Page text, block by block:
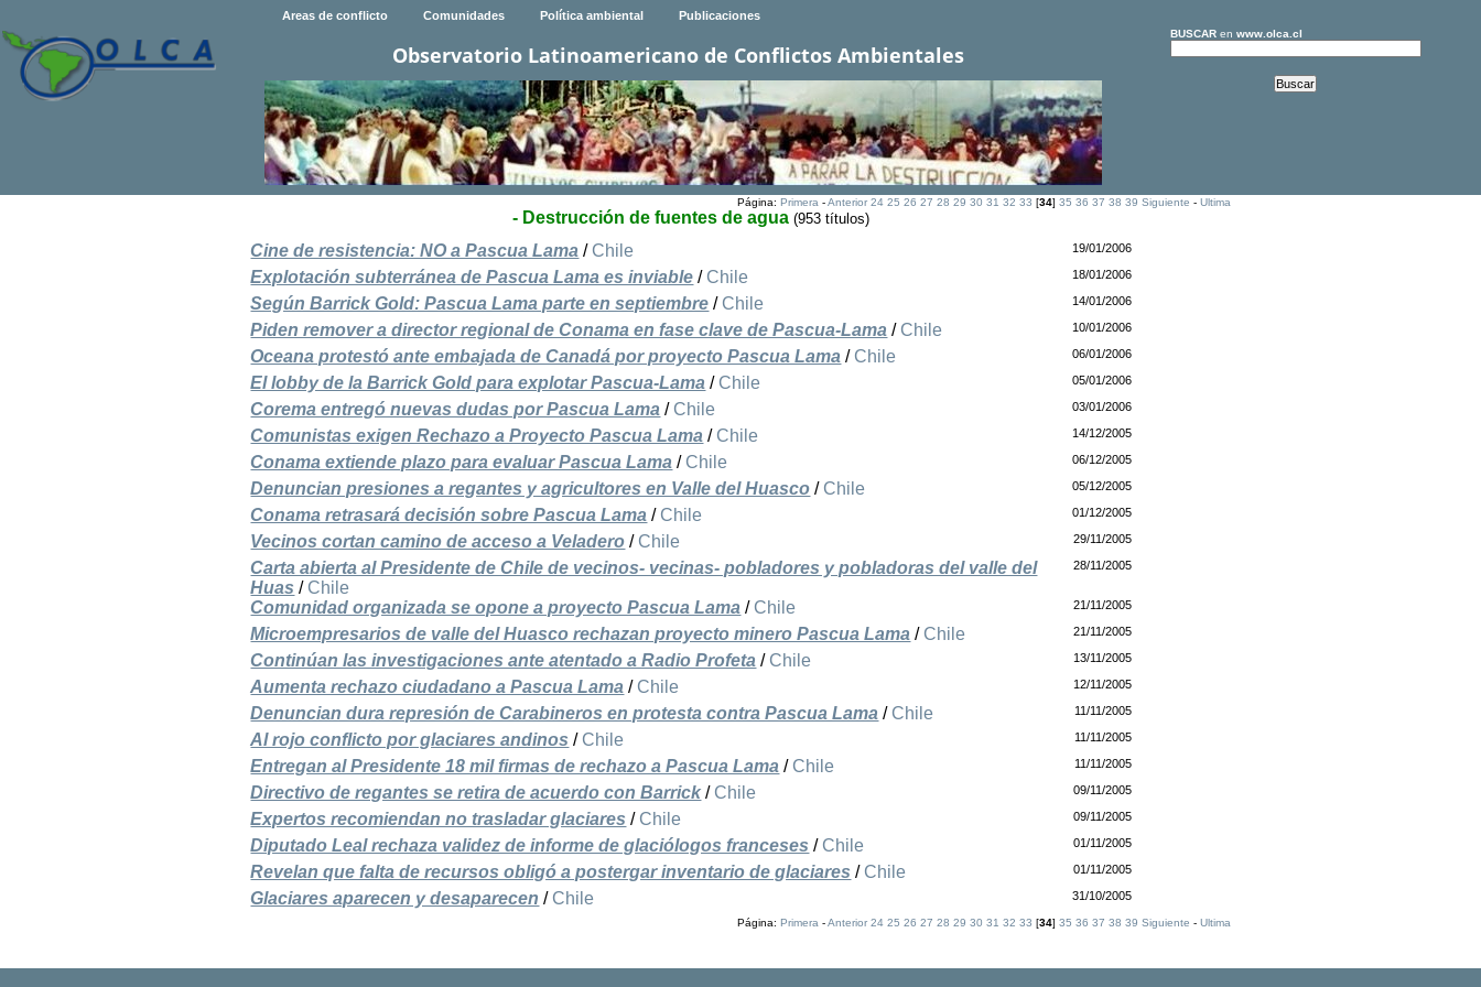
Areas de conflicto Comunidades Política ambiental Publicaciones
Observatorio Latinoamericano de Conflictos Ambientales
BUSCARen www.olca.cl
Página: Primera-Anterior 24 25 26 27 28 29 30 31 32 33 [34] 35 36 37 38 39 Siguiente - Ultima
- Destrucción de fuentes de agua (953 títulos)
Cine de resistencia: NO a Pascua Lama / Chile 19/01/2006
Explotación subterránea de Pascua Lama es inviable / Chile 18/01/2006
Según Barrick Gold: Pascua Lama parte en septiembre / Chile 14/01/2006
Piden remover a director regional de Conama en fase clave de Pascua-Lama / Chile 10/01/2006
Oceana protestó ante embajada de Canadá por proyecto Pascua Lama / Chile 06/01/2006
El lobby de la Barrick Gold para explotar Pascua-Lama / Chile 05/01/2006
Corema entregó nuevas dudas por Pascua Lama / Chile 03/01/2006
Comunistas exigen Rechazo a Proyecto Pascua Lama / Chile 14/12/2005
Conama extiende plazo para evaluar Pascua Lama / Chile 06/12/2005
Denuncian presiones a regantes y agricultores en Valle del Huasco / Chile 05/12/2005
Conama retrasará decisión sobre Pascua Lama / Chile 01/12/2005
Vecinos cortan camino de acceso a Veladero / Chile 29/11/2005
Carta abierta al Presidente de Chile de vecinos- vecinas- pobladores y pobladoras del valle del
Huas / Chile
28/11/2005
Comunidad organizada se opone a proyecto Pascua Lama / Chile 21/11/2005
Microempresarios de valle del Huasco rechazan proyecto minero Pascua Lama / Chile 21/11/2005
Continúan las investigaciones ante atentado a Radio Profeta / Chile 13/11/2005
Aumenta rechazo ciudadano a Pascua Lama / Chile 12/11/2005
Denuncian dura represión de Carabineros en protesta contra Pascua Lama / Chile 11/11/2005
Al rojo conflicto por glaciares andinos / Chile 11/11/2005
Entregan al Presidente 18 mil firmas de rechazo a Pascua Lama / Chile 11/11/2005
Directivo de regantes se retira de acuerdo con Barrick / Chile 09/11/2005
Expertos recomiendan no trasladar glaciares / Chile 09/11/2005
Diputado Leal rechaza validez de informe de glaciólogos franceses / Chile 01/11/2005
Revelan que falta de recursos obligó a postergar inventario de glaciares / Chile 01/11/2005
Glaciares aparecen y desaparecen / Chile 31/10/2005
Página: Primera-Anterior 24 25 26 27 28 29 30 31 32 33 [34] 35 36 37 38 39 Siguiente - Ultima